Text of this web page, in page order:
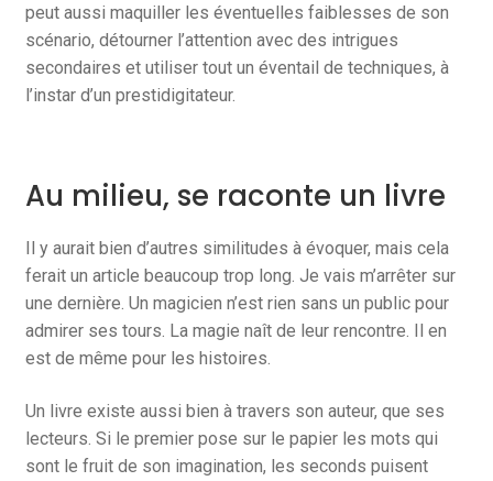
peut aussi maquiller les éventuelles faiblesses de son
scénario, détourner l’attention avec des intrigues
secondaires et utiliser tout un éventail de techniques, à
l’instar d’un prestidigitateur.
Au milieu, se raconte un livre
Il y aurait bien d’autres similitudes à évoquer, mais cela
ferait un article beaucoup trop long. Je vais m’arrêter sur
une dernière. Un magicien n’est rien sans un public pour
admirer ses tours. La magie naît de leur rencontre. Il en
est de même pour les histoires.
Un livre existe aussi bien à travers son auteur, que ses
lecteurs. Si le premier pose sur le papier les mots qui
sont le fruit de son imagination, les seconds puisent